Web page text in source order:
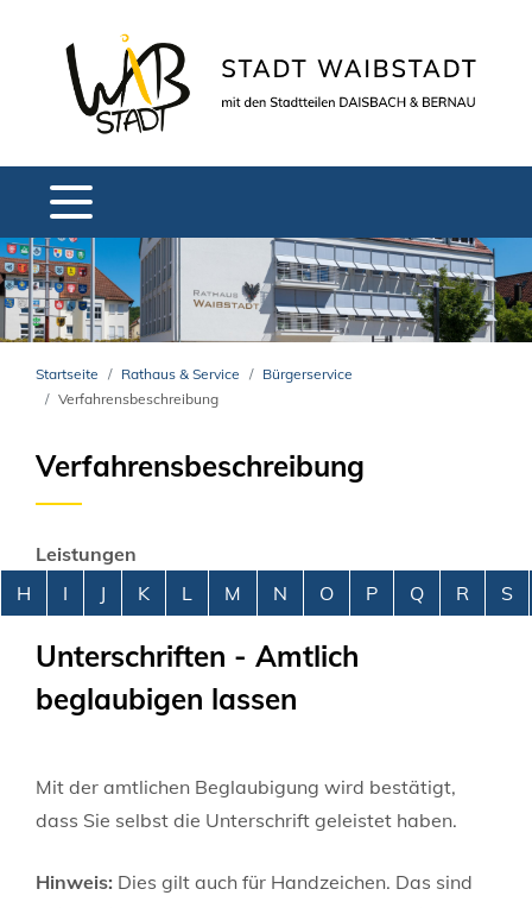
Startseite Rathaus & Service
Bürgerservice
Verfahrensbeschreibung
Verfahrensbeschreibung
Leistungen
Alphabetisches Register überspringen
H I J K L M N O P Q R S
Unterschriften - Amtlich
beglaubigen lassen
Mit der amtlichen Beglaubigung wird bestätigt,
dass Sie selbst die Unterschrift geleistet haben.
Hinweis: Dies gilt auch für Handzeichen. Das sind